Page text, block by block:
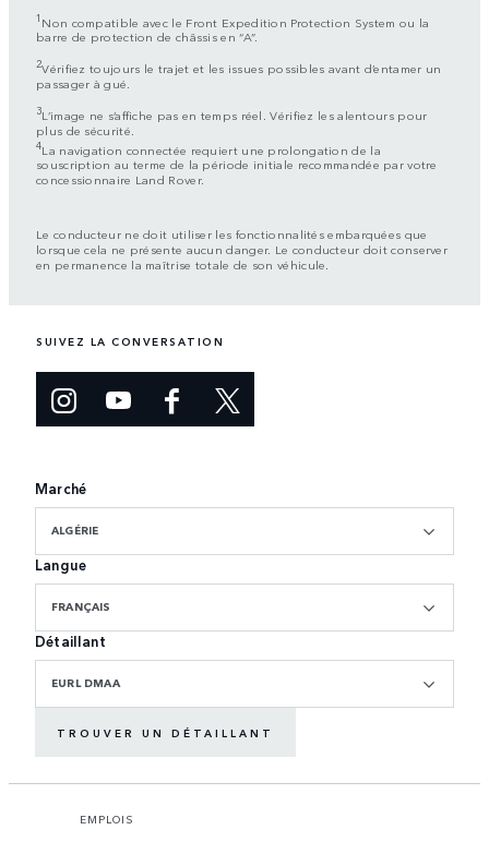
1 Non compatible avec le Front Expedition Protection System ou la
barre de protection de châssis en “A”.
2Vérifiez toujours le trajet et les issues possibles avant d’entamer un
passager à gué.
3L’image ne s’affiche pas en temps réel. Vérifiez les alentours pour
plus de sécurité.
4La navigation connectée requiert une prolongation de la
souscription au terme de la période initiale recommandée par votre
concessionnaire Land Rover.
Le conducteur ne doit utiliser les fonctionnalités embarquées que
lorsque cela ne présente aucun danger. Le conducteur doit conserver
en permanence la maîtrise totale de son véhicule.
SUIVEZ LA CONVERSATION
Marché
ALGÉRIE
Langue
FRANÇAIS
Détaillant
EURL DMAA
TROUVER UN DÉTAILLANT
EMPLOIS